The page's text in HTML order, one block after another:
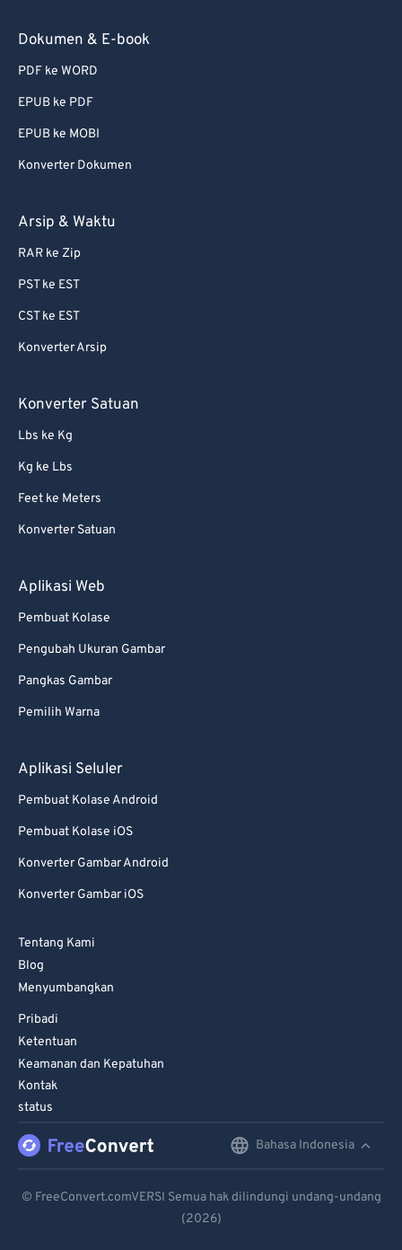
Dokumen & E-book
PDF ke WORD
EPUB ke PDF
EPUB ke MOBI
Konverter Dokumen
Arsip & Waktu
RAR ke Zip
PST ke EST
CST ke EST
Konverter Arsip
Konverter Satuan
Lbs ke Kg
Kg ke Lbs
Feet ke Meters
Konverter Satuan
Aplikasi Web
Pembuat Kolase
Pengubah Ukuran Gambar
Pangkas Gambar
Pemilih Warna
Aplikasi Seluler
Pembuat Kolase Android
Pembuat Kolase iOS
Konverter Gambar Android
Konverter Gambar iOS
Tentang Kami
Blog
Menyumbangkan
Pribadi
Ketentuan
Keamanan dan Kepatuhan
Kontak
status
Bahasa Indonesia
Español
© FreeConvert.comVERSI Semua hak dilindungi undang-undang
(2026)